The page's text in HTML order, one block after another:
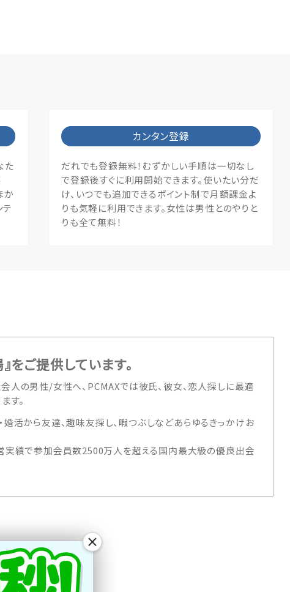
た
か
テ
カンタン登録
だれでも登録無料！むずかしい手順は一切なし
で登録後すぐに利用開始できます。使いたい分だ
け、いつでも追加できるポイント制で月額課金よ
りも気軽に利用できます。女性は男性とのやりと
りも全て無料！
をご提供しています。
人の男性/女性へ、PCMAXでは彼氏、彼女、恋人探しに最適
す。
婚活から友達、趣味友探し、暇つぶしなどあらゆるきっかけお
績で参加会員数2500万人を超える国内最大級の優良出会
×